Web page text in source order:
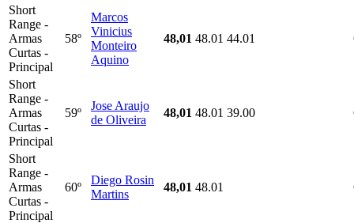
Short
Range -
Armas
Curtas -
Principal
58º
Marcos
Vinicius
Monteiro
Aquino
48,01 48.01 44.01
Short
Range -
Armas
Curtas -
Principal
59º
Jose Araujo
de Oliveira
48,01 48.01 39.00
Short
Range -
Armas
Curtas -
Principal
60º
Diego Rosin
Martins
48,01 48.01